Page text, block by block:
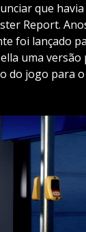
que
Report.
foi lançado
uma
do jogo para